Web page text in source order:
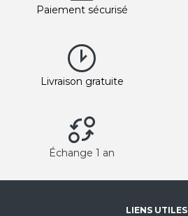
Paiement sécurisé
Livraison gratuite
Échange 1 an
LIENS UTILES